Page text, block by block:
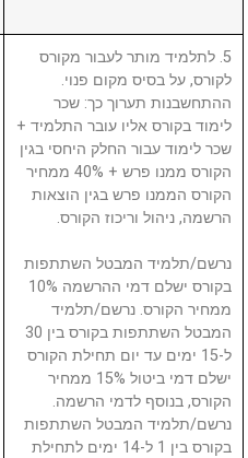
5. לתלמיד מותר לעבור מקורס
לקורס, על בסיס מקום פנוי.
ההתחשבנות תערוך כך: שכר
לימוד בקורס אליו עובר התלמיד +
שכר לימוד עבור החלק היחסי בגין
הקורס ממנו פרש + 40% ממחיר
הקורס הממנו פרש בגין הוצאות
הרשמה, ניהול וריכוז הקורס.
נרשם/תלמיד המבטל השתתפות
בקורס ישלם דמי ההרשמה 10%
ממחיר הקורס. נרשם/תלמיד
המבטל השתתפות בקורס בין 30
ל-15 ימים עד יום תחילת הקורס
ישלם דמי ביטול 15% ממחיר
הקורס, בנוסף לדמי הרשמה.
נרשם/תלמיד המבטל השתתפות
בקורס בין 1 ל-14 ימים לתחילת